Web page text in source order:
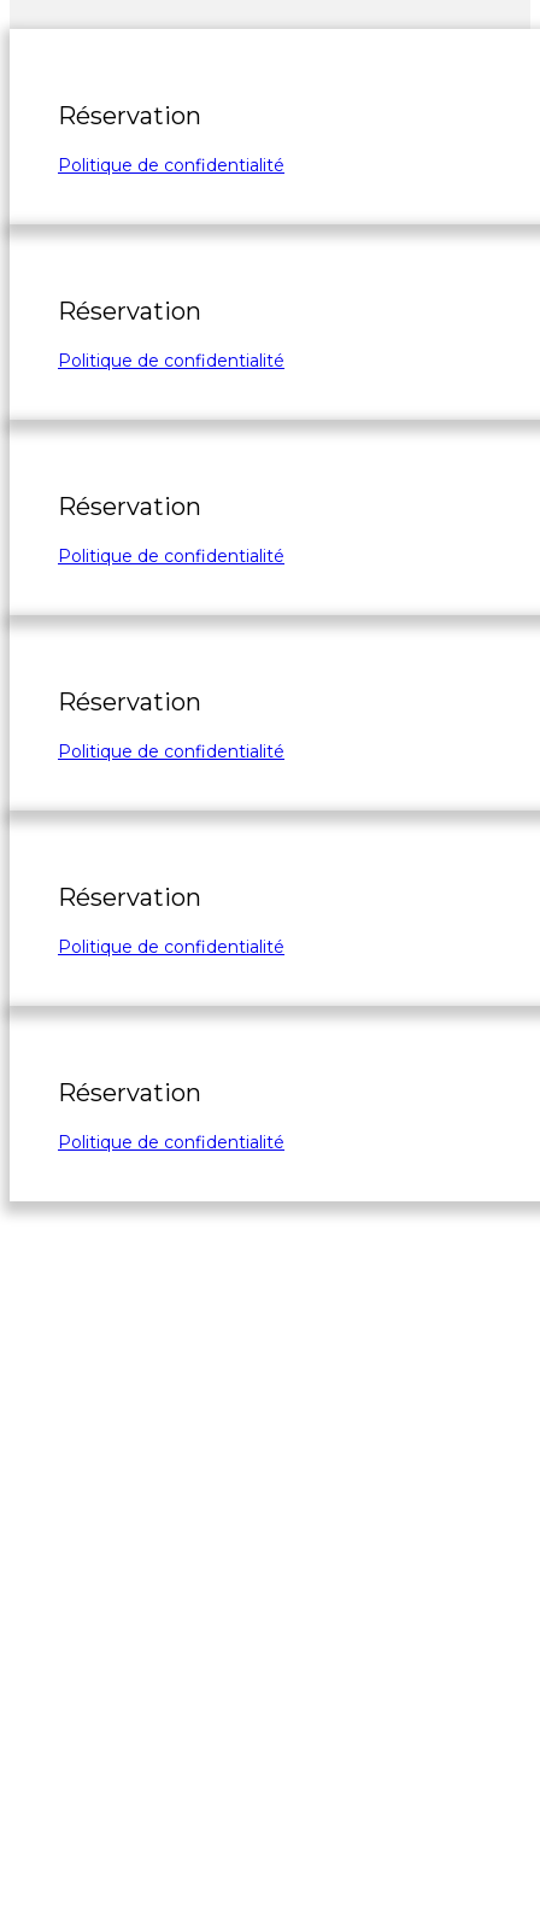
Réservation
Politique de confidentialité
Réservation
Politique de confidentialité
Réservation
Politique de confidentialité
Réservation
Politique de confidentialité
Réservation
Politique de confidentialité
Réservation
Politique de confidentialité